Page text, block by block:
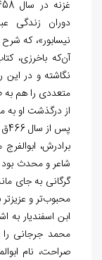
دوران زندگی
نیسابور»، که
آنکه باخرزی،
نگاشته و در این
متعددی را هم به
از درگذشت او به
پس از سال 466ق بوده است.
برادرش،
شاعر و محدث
گرگانی به جای
محبوبتر و
ابن اسفندیار به
محمد جرجانی را
صراحت، نام